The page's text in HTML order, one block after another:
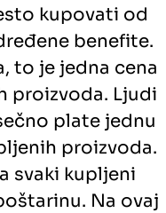
kupovati od
benefite.
to je jedna cena
proizvoda. Ljudi
plate jednu
proizvoda.
svaki kupljeni
Na ovaj